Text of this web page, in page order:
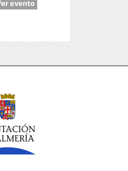
evento